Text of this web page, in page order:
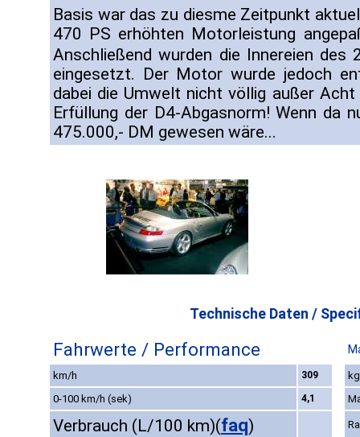
Basis war das zu diesme Zeitpunkt
470 PS erhöhten Motorleistung
Anschließend wurden die Innereien
eingesetzt. Der Motor wurde jedoch
dabei die Umwelt nicht völlig außer
Erfüllung der D4-Abgasnorm! Wenn da
475.000,- DM gewesen wäre...
Technische Daten /
Fahrwerte / Performance
km/h 309
0-100 km/h (sek)
4,1
Verbrauch (L/100 km)(faq)